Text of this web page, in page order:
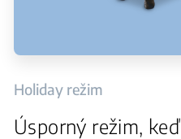
Holiday režim
Úsporný režim,